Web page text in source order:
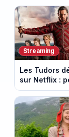
Breton à
tournée
Streaming
Les Tudors
sur Netflix :
série n’a
son pouvoir